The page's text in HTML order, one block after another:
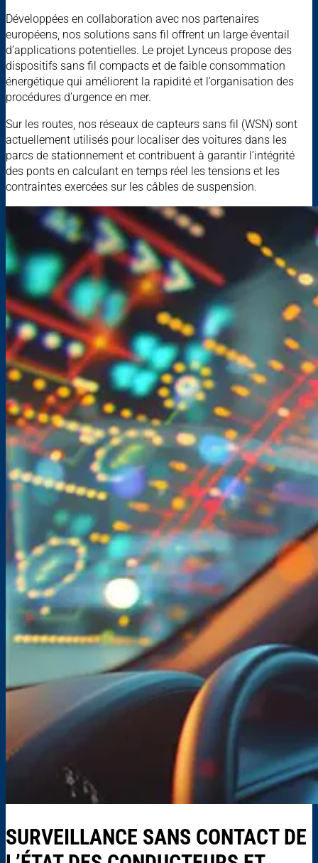
Développées en collaboration avec nos partenaires
européens, nos solutions sans fil offrent un large éventail
d’applications potentielles. Le projet Lynceus propose des
dispositifs sans fil compacts et de faible consommation
énergétique qui améliorent la rapidité et l’organisation des
procédures d’urgence en mer.
Sur les routes, nos réseaux de capteurs sans fil (WSN) sont
actuellement utilisés pour localiser des voitures dans les
parcs de stationnement et contribuent à garantir l’intégrité
des ponts en calculant en temps réel les tensions et les
contraintes exercées sur les câbles de suspension.
SURVEILLANCE SANS CONTACT DE